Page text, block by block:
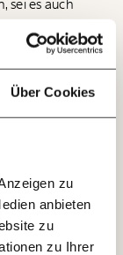
Über Cookies
zu
anbieten
zu
zu Ihrer
sei es auch